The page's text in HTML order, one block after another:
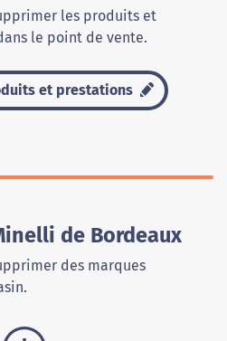
les produits et
le point de vente.
et prestations
de Bordeaux
des marques